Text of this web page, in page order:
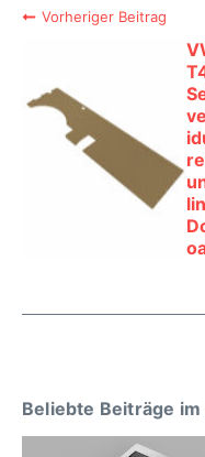
Vorheriger Beitrag
Beliebte Beiträge